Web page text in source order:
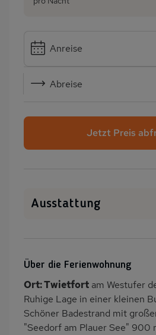
Anreise
Abreise
Jetzt Preis
Ausstattung
Dusche/WC
Herd (2 Platten)
Backofen
Ruhige Lage
Über die Ferienwohnung
Ort: Twietfort am Westufer
Ruhige Lage in einer kleinen
Schöner Badestrand mit
"Seedorf am Plauer See" 900